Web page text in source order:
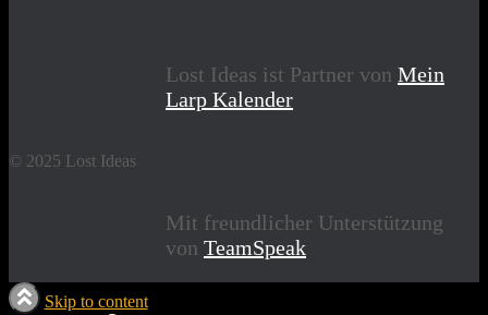
Lost Ideas ist Partner von Mein
Larp Kalender
© 2025 Lost Ideas
Mit freundlicher Unterstützung
von TeamSpeak
Skip to content